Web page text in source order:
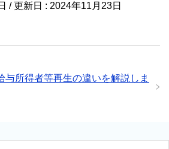
/ 更新日 : 2024年11月23日
与所得者等再生の違いを解説しま